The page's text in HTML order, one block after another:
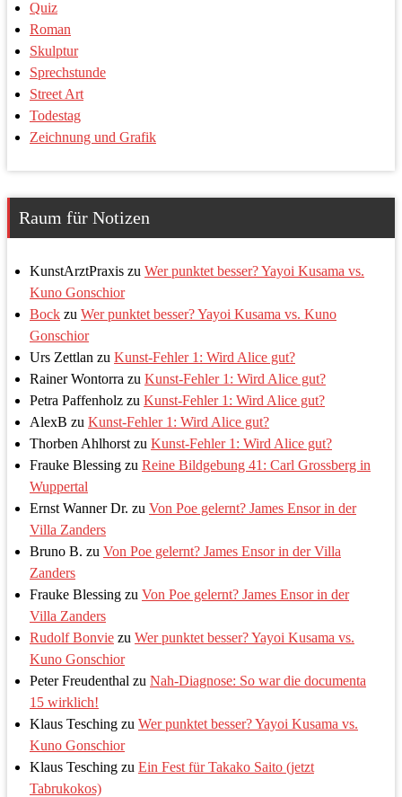
Quiz
Roman
Skulptur
Sprechstunde
Street Art
Todestag
Zeichnung und Grafik
Raum für Notizen
KunstArztPraxis zu Wer punktet besser? Yayoi Kusama vs.
Kuno Gonschior
Bock zu Wer punktet besser? Yayoi Kusama vs. Kuno
Gonschior
Urs Zettlan zu Kunst-Fehler 1: Wird Alice gut?
Rainer Wontorra zu Kunst-Fehler 1: Wird Alice gut?
Petra Paffenholz zu Kunst-Fehler 1: Wird Alice gut?
AlexB zu Kunst-Fehler 1: Wird Alice gut?
Thorben Ahlhorst zu Kunst-Fehler 1: Wird Alice gut?
Frauke Blessing zu Reine Bildgebung 41: Carl Grossberg in
Wuppertal
Ernst Wanner Dr. zu Von Poe gelernt? James Ensor in der
Villa Zanders
Bruno B. zu Von Poe gelernt? James Ensor in der Villa
Zanders
Frauke Blessing zu Von Poe gelernt? James Ensor in der
Villa Zanders
Rudolf Bonvie zu Wer punktet besser? Yayoi Kusama vs.
Kuno Gonschior
Peter Freudenthal zu Nah-Diagnose: So war die documenta
15 wirklich!
Klaus Tesching zu Wer punktet besser? Yayoi Kusama vs.
Kuno Gonschior
Klaus Tesching zu Ein Fest für Takako Saito (jetzt
Tabrukokos)